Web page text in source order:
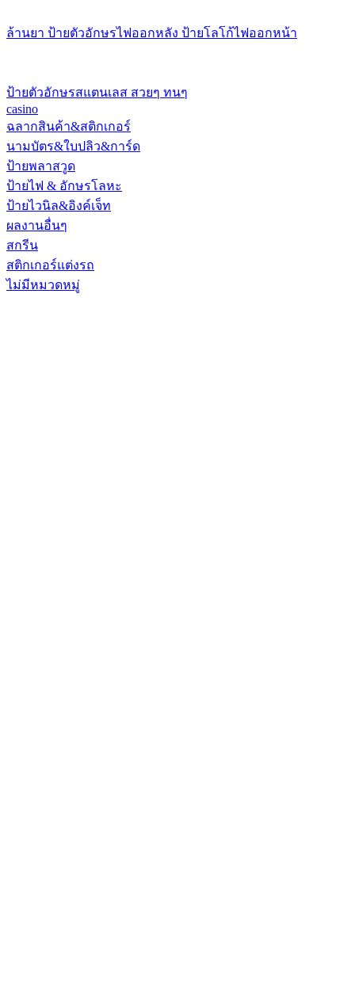
ล้านยา ป้ายตัวอักษรไฟออกหลัง ป้ายโลโก้ไฟออกหน้า
ป้ายตัวอักษรสแตนเลส สวยๆ ทนๆ
casino
ฉลากสินค้า&สติกเกอร์
นามบัตร&ใบปลิว&การ์ด
ป้ายพลาสวูด
ป้ายไฟ & อักษรโลหะ
ป้ายไวนิล&อิงค์เจ็ท
ผลงานอื่นๆ
สกรีน
สติกเกอร์แต่งรถ
ไม่มีหมวดหมู่